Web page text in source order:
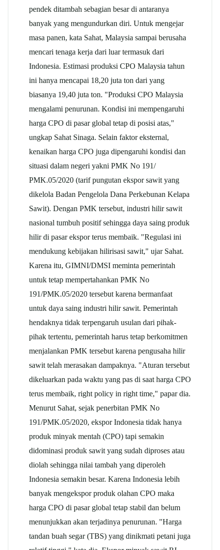
pendek ditambah sebagian besar di antaranya
banyak yang mengundurkan diri. Untuk mengejar
masa panen, kata Sahat, Malaysia sampai berusaha
mencari tenaga kerja dari luar termasuk dari
Indonesia. Estimasi produksi CPO Malaysia tahun
ini hanya mencapai 18,20 juta ton dari yang
biasanya 19,40 juta ton. "Produksi CPO Malaysia
mengalami penurunan. Kondisi ini mempengaruhi
harga CPO di pasar global tetap di posisi atas,"
ungkap Sahat Sinaga. Selain faktor eksternal,
kenaikan harga CPO juga dipengaruhi kondisi dan
situasi dalam negeri yakni PMK No 191/
PMK.05/2020 (tarif pungutan ekspor sawit yang
dikelola Badan Pengelola Dana Perkebunan Kelapa
Sawit). Dengan PMK tersebut, industri hilir sawit
nasional tumbuh positif sehingga daya saing produk
hilir di pasar ekspor terus membaik. "Regulasi ini
mendukung kebijakan hilirisasi sawit," ujar Sahat.
Karena itu, GIMNI/DMSI meminta pemerintah
untuk tetap mempertahankan PMK No
191/PMK.05/2020 tersebut karena bermanfaat
untuk daya saing industri hilir sawit. Pemerintah
hendaknya tidak terpengaruh usulan dari pihak-
pihak tertentu, pemerintah harus tetap berkomitmen
menjalankan PMK tersebut karena pengusaha hilir
sawit telah merasakan dampaknya. "Aturan tersebut
dikeluarkan pada waktu yang pas di saat harga CPO
terus membaik, right policy in right time," papar dia.
Menurut Sahat, sejak penerbitan PMK No
191/PMK.05/2020, ekspor Indonesia tidak hanya
produk minyak mentah (CPO) tapi semakin
didominasi produk sawit yang sudah diproses atau
diolah sehingga nilai tambah yang diperoleh
Indonesia semakin besar. Karena Indonesia lebih
banyak mengekspor produk olahan CPO maka
harga CPO di pasar global tetap stabil dan belum
menunjukkan akan terjadinya penurunan. "Harga
tandan buah segar (TBS) yang dinikmati petani juga